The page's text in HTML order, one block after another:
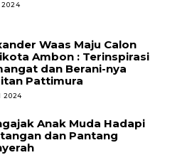
2024
Waas Maju Calon
Ambon : Terinspirasi
dan Berani-nya
Pattimura
2024
Anak Muda Hadapi
dan Pantang